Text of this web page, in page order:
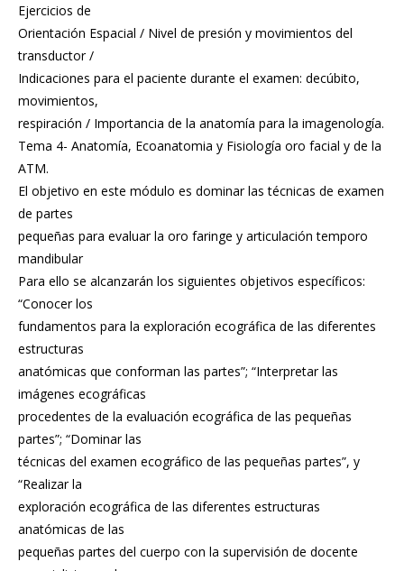
Ejercicios de
Orientación Espacial / Nivel de presión y movimientos del
transductor /
Indicaciones para el paciente durante el examen: decúbito,
movimientos,
respiración / Importancia de la anatomía para la imagenología.
Tema 4- Anatomía, Ecoanatomia y Fisiología oro facial y de la
ATM.
El objetivo en este módulo es dominar las técnicas de examen
de partes
pequeñas para evaluar la oro faringe y articulación temporo
mandibular
Para ello se alcanzarán los siguientes objetivos específicos:
“Conocer los
fundamentos para la exploración ecográfica de las diferentes
estructuras
anatómicas que conforman las partes”; “Interpretar las
imágenes ecográficas
procedentes de la evaluación ecográfica de las pequeñas
partes”; “Dominar las
técnicas del examen ecográfico de las pequeñas partes”, y
“Realizar la
exploración ecográfica de las diferentes estructuras
anatómicas de las
pequeñas partes del cuerpo con la supervisión de docente